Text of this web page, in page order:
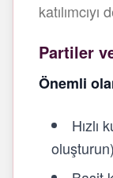
katılımcıyı
Partiler
Önemli
Hızlı
oluşturun)